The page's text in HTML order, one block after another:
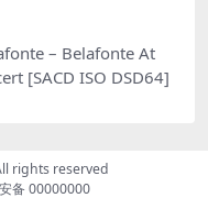
– Belafonte At
[SACD ISO DSD64]
rights reserved
备 00000000